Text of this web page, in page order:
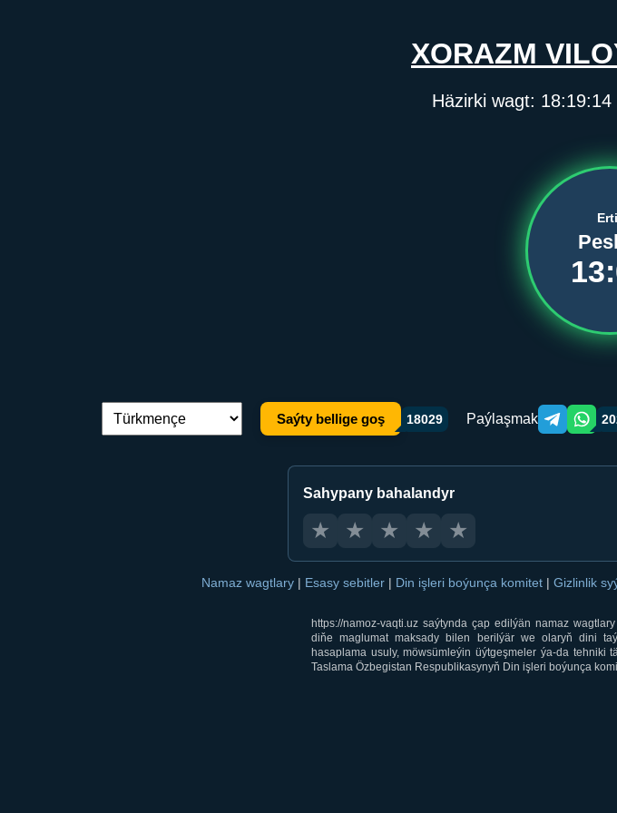
XORAZM
Häzirki wagt: 18:19:14
Dil çalşyryş: Saýty bellige goş 18029 Paýlaşmak Telegram
Sahypany bahalandyr
★ ★ ★ ★ ★
Namaz wagtlary | Esasy sebitler | Din işleri boýunça komitet | Gizlinlik
https://namoz-vaqti.uz saýtynda çap edilýän namaz
diňe maglumat maksady bilen berilýär we olaryň dini
hasaplama usuly, möwsümleýin üýtgeşmeler ýa-da tehniki
Taslama Özbegistan Respublikasynyň Din işleri boýunça